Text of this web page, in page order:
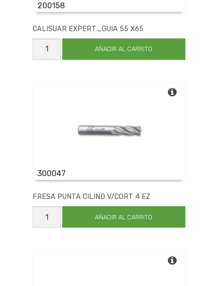
200158
CALISUAR EXPERT_GUIA 55 X65
CALISUAR
EXPERT_GUIA
AÑADIR AL CARRITO
300047
FRESA PUNTA CILIND V/CORT 4 EZ
FRESA
PUNTA
CILIND
AÑADIR AL CARRITO